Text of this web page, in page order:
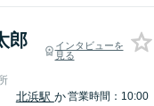
郎
インタビューを
見る
北浜駅 か営業時間：10:00